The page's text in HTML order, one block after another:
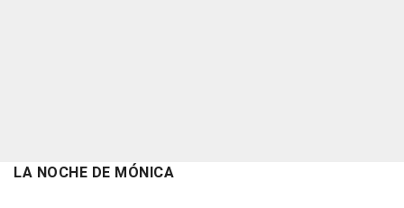
LA NOCHE DE MÓNICA